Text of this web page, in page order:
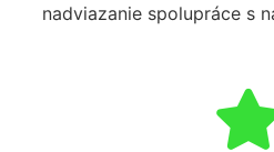
nadviazanie spolupráce s